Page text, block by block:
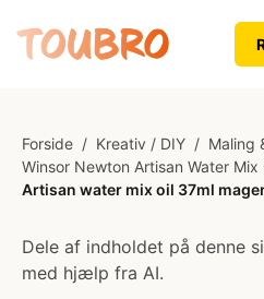
Forside / Kreativ / DIY / Maling
Winsor Newton Artisan Water
Artisan water mix oil 37ml
Dele af indholdet på denne
med hjælp fra AI.